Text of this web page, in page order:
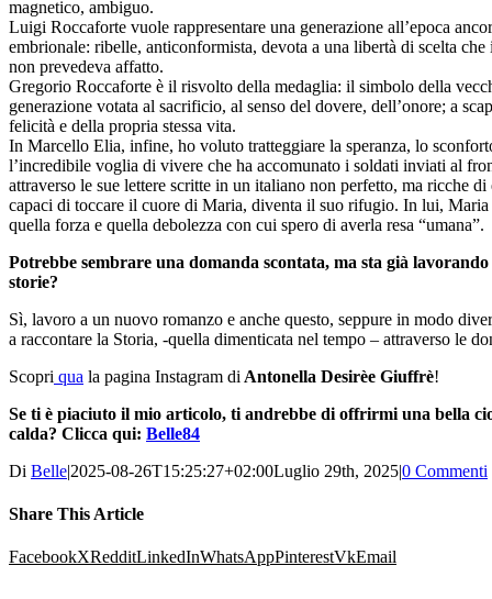
magnetico, ambiguo.
Luigi Roccaforte vuole rappresentare una generazione all’epoca
embrionale: ribelle, anticonformista, devota a una libertà di scelta che
non prevedeva affatto.
Gregorio Roccaforte è il risvolto della medaglia: il simbolo della
generazione votata al sacrificio, al senso del dovere, dell’onore; a
felicità e della propria stessa vita.
In Marcello Elia, infine, ho voluto tratteggiare la speranza, lo
l’incredibile voglia di vivere che ha accomunato i soldati inviati al
attraverso le sue lettere scritte in un italiano non perfetto, ma ricche
capaci di toccare il cuore di Maria, diventa il suo rifugio. In lui, Maria
quella forza e quella debolezza con cui spero di averla resa “umana”.
Potrebbe sembrare una domanda scontata, ma sta già lavorando
storie?
Sì, lavoro a un nuovo romanzo e anche questo, seppure in modo
a raccontare la Storia, -quella dimenticata nel tempo – attraverso le
Scopri qua la pagina Instagram di Antonella Desirèe Giuffrè!
Se ti è piaciuto il mio articolo, ti andrebbe di offrirmi una bella
calda? Clicca qui: Belle84
Di Belle|2025-08-26T15:25:27+02:00Luglio 29th, 2025|0 Commenti
Share This Article
FacebookXRedditLinkedInWhatsAppPinterestVkEmail